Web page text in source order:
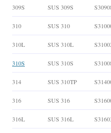
309S SUS 309S
310 SUS 310
310L SUS 310L
310S SUS 310S
314 SUS 310TP
316 SUS 316
316L SUS 316L